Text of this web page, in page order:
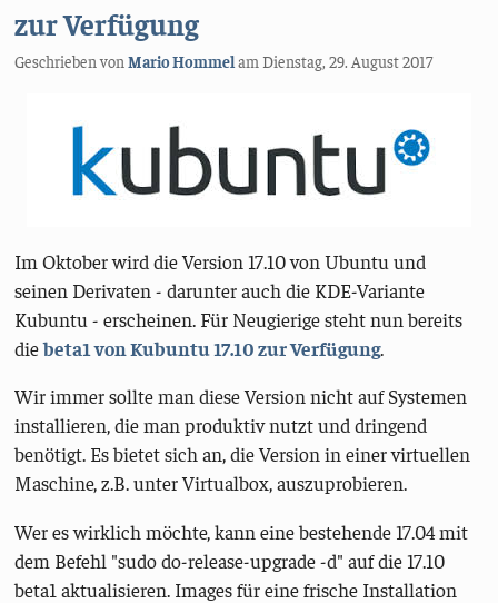
zur Verfügung
Geschrieben vonMario HommelamDienstag, 29. August 2017
Im Oktober wird die Version 17.10 von Ubuntu und
seinen Derivaten - darunter auch die KDE-Variante
Kubuntu - erscheinen. Für Neugierige steht nun bereits
diebeta1 von Kubuntu 17.10 zur Verfügung.
Wir immer sollte man diese Version nicht auf Systemen
installieren, die man produktiv nutzt und dringend
benötigt. Es bietet sich an, die Version in einer virtuellen
Maschine, z.B. unter Virtualbox, auszuprobieren.
Wer es wirklich möchte, kann eine bestehende 17.04 mit
dem Befehl "sudo do-release-upgrade -d" auf die 17.10
beta1 aktualisieren. Images für eine frische Installation